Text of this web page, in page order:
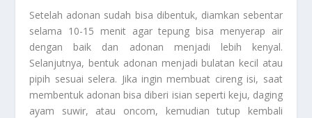
Setelah adonan sudah bisa dibentuk, diamkan sebentar
selama 10-15 menit agar tepung bisa menyerap air
dengan baik dan adonan menjadi lebih kenyal.
Selanjutnya, bentuk adonan menjadi bulatan kecil atau
pipih sesuai selera. Jika ingin membuat cireng isi, saat
membentuk adonan bisa diberi isian seperti keju, daging
ayam suwir, atau oncom, kemudian tutup kembali